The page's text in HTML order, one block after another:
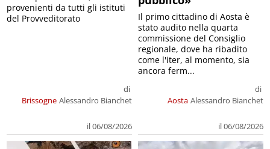
Brissogne
di
Alessandro Bianchet
il 06/08/2026
provenienti da tutti gli istituti
del Provveditorato
Aosta
di
Alessandro Bianchet
il 06/08/2026
Il primo cittadino di Aosta è
stato audito nella quarta
commissione del Consiglio
regionale, dove ha ribadito
come l'iter, al momento, sia
ancora ferm...